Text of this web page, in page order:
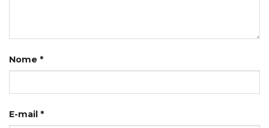
Nome *
E-mail *